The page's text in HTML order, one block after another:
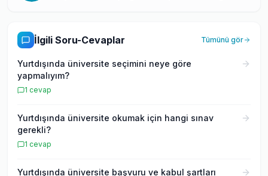
okuyucularıyla paylaşıyor.
İlgili Soru-Cevaplar Tümünü gör
Yurtdışında üniversite seçimini neye göre
yapmalıyım?
1 cevap
Yurtdışında üniversite okumak için hangi sınav
gerekli?
1 cevap
Yurtdışında üniversite başvuru ve kabul şartları